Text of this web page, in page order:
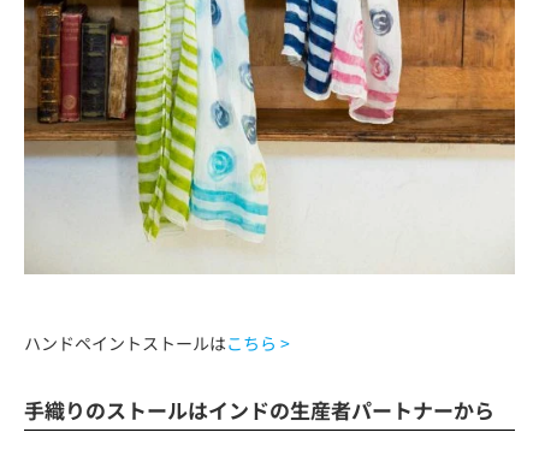
ハンドペイントストールはこちら >
手織りのストールはインドの生産者パートナーから